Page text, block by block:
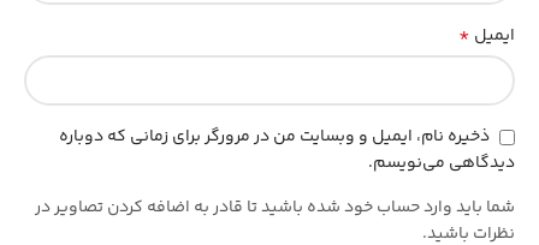
ایمیل *
ذخیره نام، ایمیل و وبسایت من در مرورگر برای زمانی که دوباره
دیدگاهی می‌نویسم.
شما باید وارد حساب خود شده باشید تا قادر به اضافه کردن تصاویر در
نظرات باشید.